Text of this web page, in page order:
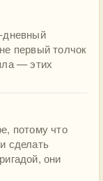
дневный
первый толчок
— этих
потому что
сделать
они